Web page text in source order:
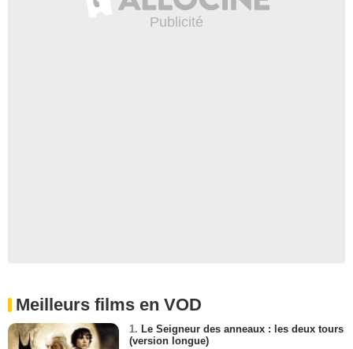
Meilleurs films en VOD
1. Le Seigneur des anneaux : les deux tours
(version longue)